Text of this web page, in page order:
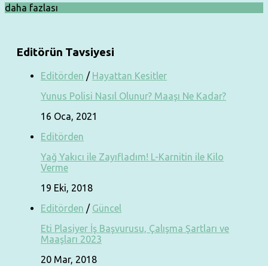
daha fazlası
Editörün Tavsiyesi
Editörden / Hayattan Kesitler
Yunus Polisi Nasıl Olunur? Maaşı Ne Kadar?
16 Oca, 2021
Editörden
Yağ Yakıcı ile Zayıfladım! L-Karnitin ile Kilo
Verme
19 Eki, 2018
Editörden / Güncel
Eti Plasiyer İş Başvurusu, Çalışma Şartları ve
Maaşları 2023
20 Mar, 2018